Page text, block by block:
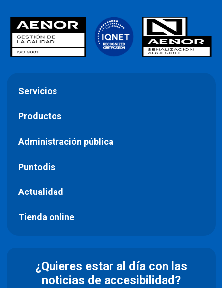
Servicios
Productos
Administración pública
Puntodis
Actualidad
Tienda online
¿Quieres estar al día con las
noticias de accesibilidad?